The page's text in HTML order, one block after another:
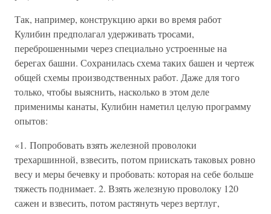
Так, например, конструкцию арки во время работ
Кулибин предполагал удерживать тросами,
переброшенными через специально устроенные на
берегах башни. Сохранилась схема таких башен и чертеж
общей схемы производственных работ. Даже для того
только, чтобы выяснить, насколько в этом деле
применимы канаты, Кулибин наметил целую программу
опытов:
«1. Попробовать взять железной проволоки
трехаршинной, взвесить, потом приискать таковых ровно
весу и меры бечевку и пробовать: которая на себе больше
тяжесть поднимает. 2. Взять железную проволоку 120
сажен и взвесить, потом растянуть через вертлуг,